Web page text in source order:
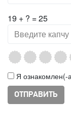
19 + ? = 25
Я ознакомлен(-